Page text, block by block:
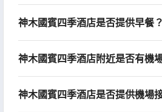
神木國賓四季酒店是否提供早餐？
神木國賓四季酒店附近是否有機
神木國賓四季酒店是否提供機場